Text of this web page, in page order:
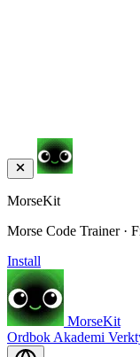
MorseKit
Morse Code Trainer ·
Install
MorseKit
Ordbok Akademi